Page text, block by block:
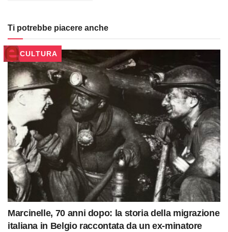
Ti potrebbe piacere anche
CULTURA
Marcinelle, 70 anni dopo: la storia della migrazione
italiana in Belgio raccontata da un ex-minatore